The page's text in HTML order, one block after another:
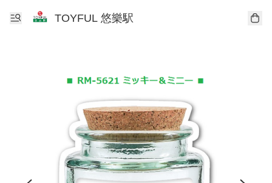
TOYFUL 悠樂駅